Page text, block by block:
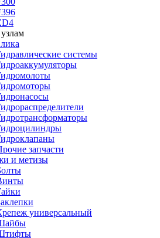
системы
запчасти
и метизы
универсальный